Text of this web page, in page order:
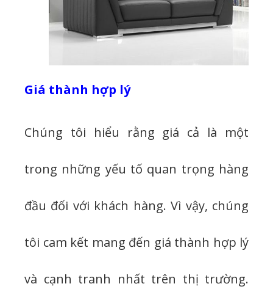
Giá thành hợp lý
Chúng tôi hiểu rằng giá cả là một
trong những yếu tố quan trọng hàng
đầu đối với khách hàng. Vì vậy, chúng
tôi cam kết mang đến giá thành hợp lý
và cạnh tranh nhất trên thị trường.